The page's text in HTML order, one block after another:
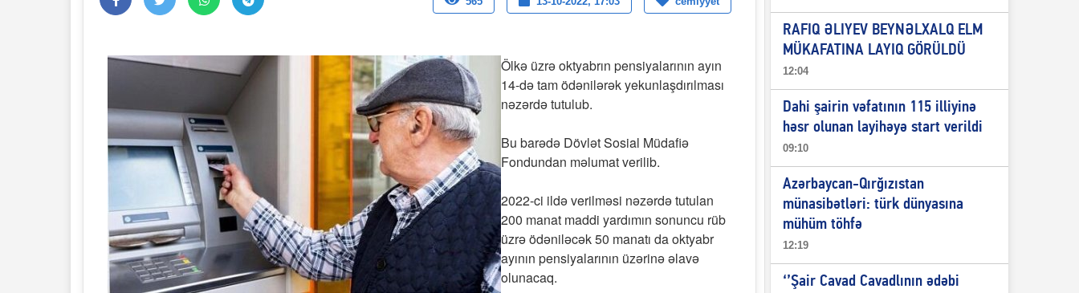
Ölkə üzrə oktyabrın pensiyalarının ayın
14-də tam ödənilərək yekunlaşdırılması
nəzərdə tutulub.
Bu barədə Dövlət Sosial Müdafiə
Fondundan məlumat verilib.
2022-ci ildə verilməsi nəzərdə tutulan
200 manat maddi yardımın sonuncu rüb
üzrə ödəniləcək 50 manatı da oktyabr
ayının pensiyalarının üzərinə əlavə
olunacaq.
RAFIQ ƏLIYEV BEYNƏLXALQ ELM
MÜKAFATINA LAYIQ GÖRÜLDÜ
12:04
Dahi şairin vəfatının 115 illiyinə
həsr olunan layihəyə start verildi
09:10
Azərbaycan-Qırğızıstan
münasibətləri: türk dünyasına
mühüm töhfə
12:19
‘’Şair Cavad Cavadlının ədəbi